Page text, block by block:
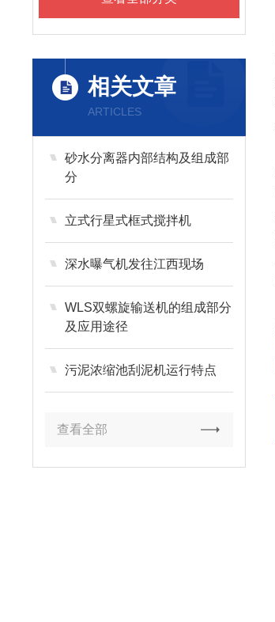
相关文章
ARTICLES
砂水分离器内部结构及组成部
分
立式行星式框式搅拌机
深水曝气机发往江西现场
WLS双螺旋输送机的组成部分
及应用途径
污泥浓缩池刮泥机运行特点
查看全部